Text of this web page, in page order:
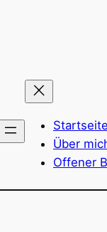
Startseite
Über
Offener